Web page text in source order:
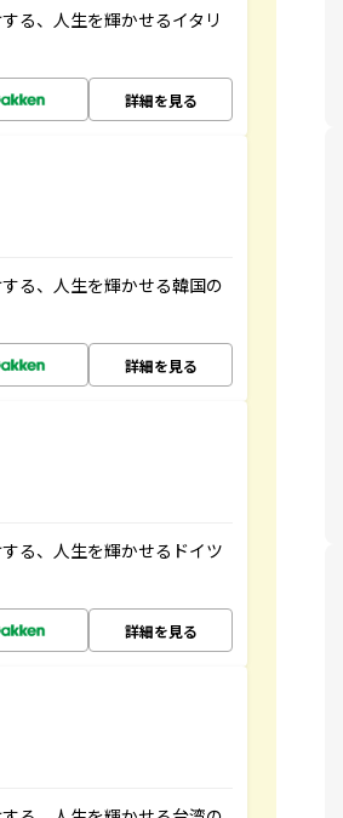
る、人生を輝かせるイタリ
詳細を見る
る、人生を輝かせる韓国の
詳細を見る
る、人生を輝かせるドイツ
詳細を見る